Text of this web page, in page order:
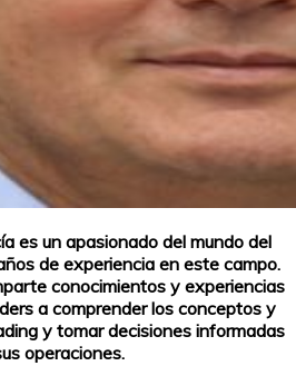
es un apasionado del mundo del
de experiencia en este campo.
conocimientos y experiencias
a comprender los conceptos y
y tomar decisiones informadas
operaciones.